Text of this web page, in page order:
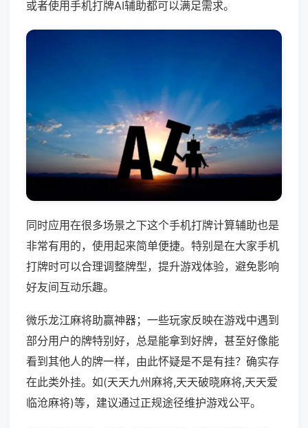
或者使用手机打牌AI辅助都可以满足需求。
同时应用在很多场景之下这个手机打牌计算辅助也是
非常有用的，使用起来简单便捷。特别是在大家手机
打牌时可以合理调整牌型，提升游戏体验，避免影响
好友间互动乐趣。
微乐龙江麻将助赢神器；一些玩家反映在游戏中遇到
部分用户的牌特别好，总是能拿到好牌，甚至好像能
看到其他人的牌一样，由此怀疑是不是有挂？确实存
在此类外挂。如(天天九州麻将,天天破晓麻将,天天爱
临沧麻将)等，建议通过正规途径维护游戏公平。